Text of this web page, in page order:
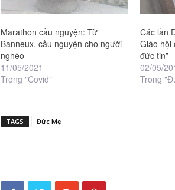
Marathon cầu nguyện: Từ
Banneux, cầu nguyện cho người
nghèo
11/05/2021
Trong "Covid"
Các lần
Giáo hội
đức tin”
02/05/
Trong
TAGS Đức Mẹ